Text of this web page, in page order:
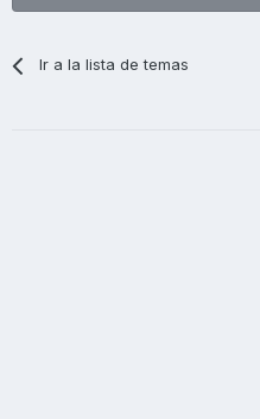
Ir a la lista de temas